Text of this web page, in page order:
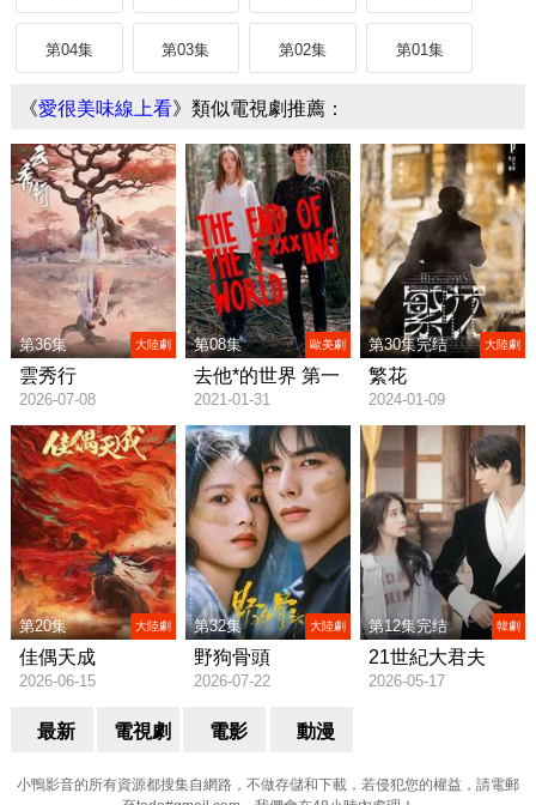
第04集 第03集 第02集 第01集
《愛很美味線上看》類似電視劇推薦：
第36集 大陸劇
雲秀行
2026-07-08
第08集 歐美劇
去他*的世界 第一
季/The End of the
F***ing World
Season 1
2021-01-31
第30集完结 大陸劇
繁花
2024-01-09
第20集 大陸劇
佳偶天成
2026-06-15
第32集 大陸劇
野狗骨頭
2026-07-22
第12集完结 韓劇
21世紀大君夫
人/21세기 대군부
2026-05-17
最新 電視劇 電影 動漫
小鴨影音的所有資源都搜集自網路，不做存儲和下載，若侵犯您的權益，請電郵